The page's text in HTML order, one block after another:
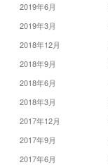
2019年6月
2019年3月
2018年12月
2018年9月
2018年6月
2018年3月
2017年12月
2017年9月
2017年6月